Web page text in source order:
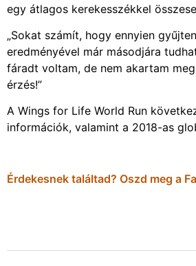
egy átlagos kerekesszékkel
„Sokat számít, hogy ennyien
eredményével már másodjára
fáradt voltam, de nem akartam
érzés!”
A Wings for Life World Run
információk, valamint a 2018-as
Érdekesnek találtad? Oszd meg a